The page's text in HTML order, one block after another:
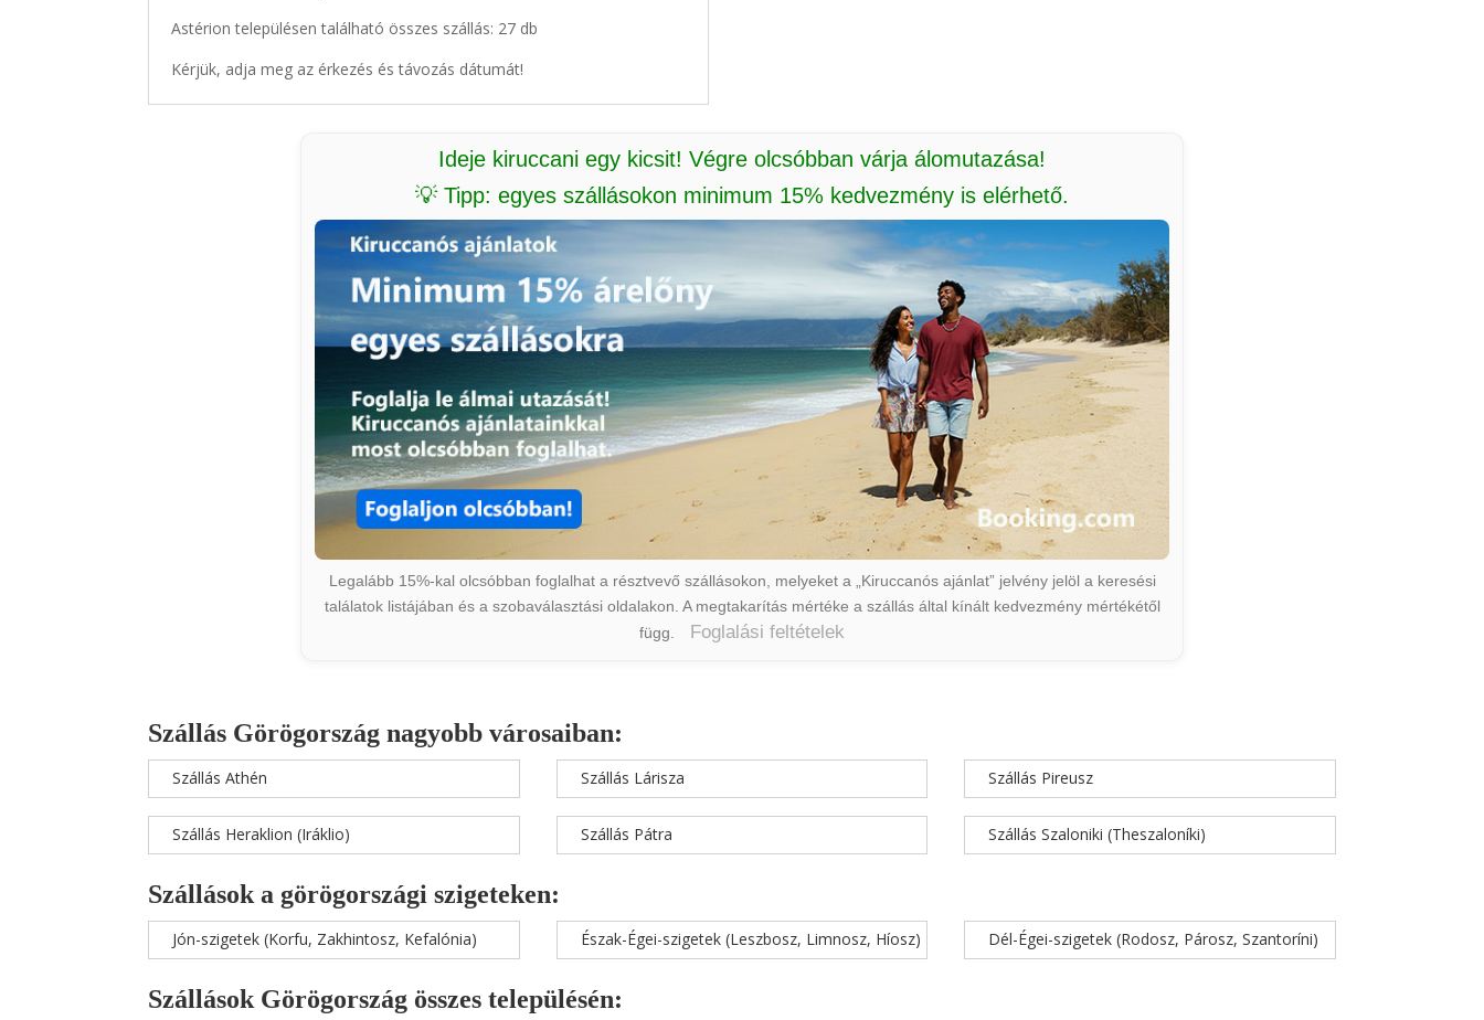
Astérion településen található összes szállás: 27 db
Kérjük, adja meg az érkezés és távozás dátumát!
Ideje kiruccani egy kicsit! Végre olcsóbban várja álomutazása!
💡 Tipp: egyes szállásokon minimum 15% kedvezmény is elérhető.
Legalább 15%-kal olcsóbban foglalhat a résztvevő szállásokon, melyeket a „Kiruccanós ajánlat” jelvény jelöl a keresési
találatok listájában és a szobaválasztási oldalakon. A megtakarítás mértéke a szállás által kínált kedvezmény mértékétől
függ.
Foglalási feltételek
Szállás Görögország nagyobb városaiban:
Szállás Athén
Szállás Heraklion (Iráklio)
Szállás Lárisza
Szállás Pátra
Szállás Pireusz
Szállás Szaloniki (Theszaloníki)
Szállások a görögországi szigeteken:
Jón-szigetek (Korfu, Zakhintosz, Kefalónia) Észak-Égei-szigetek (Leszbosz, Limnosz, Híosz) Dél-Égei-szigetek (Rodosz, Párosz, Szantoríni)
Szállások Görögország összes településén: